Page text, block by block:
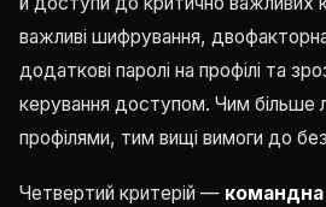
важливі шифрування, двофакторна
додаткові паролі на профілі та
керування доступом. Чим
профілями, тим вищі вимоги до
Четвертий критерій —